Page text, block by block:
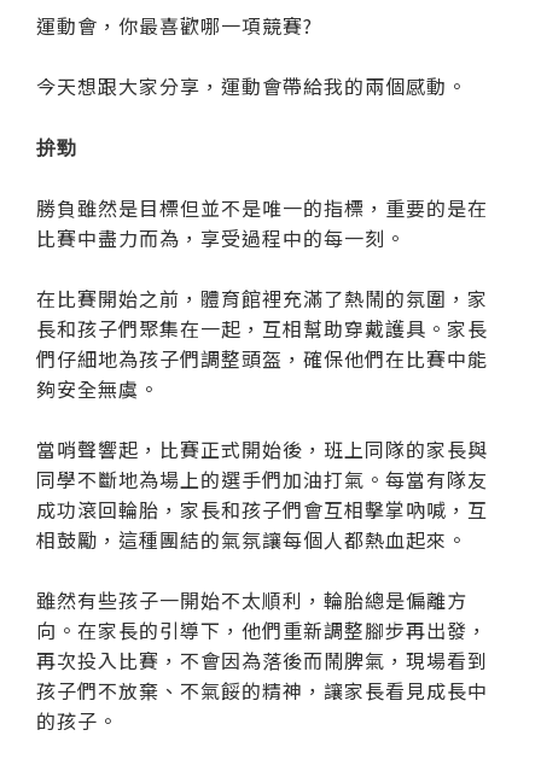
運動會，你最喜歡哪一項競賽?
今天想跟大家分享，運動會帶給我的兩個感動。
拚勁
勝負雖然是目標但並不是唯一的指標，重要的是在
比賽中盡力而為，享受過程中的每一刻。
在比賽開始之前，體育館裡充滿了熱鬧的氛圍，家
長和孩子們聚集在一起，互相幫助穿戴護具。家長
們仔細地為孩子們調整頭盔，確保他們在比賽中能
夠安全無虞。
當哨聲響起，比賽正式開始後，班上同隊的家長與
同學不斷地為場上的選手們加油打氣。每當有隊友
成功滾回輪胎，家長和孩子們會互相擊掌吶喊，互
相鼓勵，這種團結的氣氛讓每個人都熱血起來。
雖然有些孩子一開始不太順利，輪胎總是偏離方
向。在家長的引導下，他們重新調整腳步再出發，
再次投入比賽，不會因為落後而鬧脾氣，現場看到
孩子們不放棄、不氣餒的精神，讓家長看見成長中
的孩子。